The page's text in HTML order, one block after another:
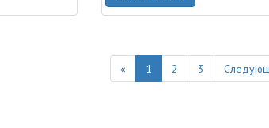
«Previous
1 2 3